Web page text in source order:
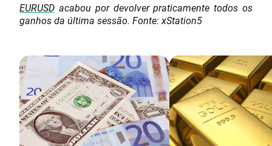
EURUSD acabou por devolver praticamente todos os
ganhos da última sessão. Fonte: xStation5